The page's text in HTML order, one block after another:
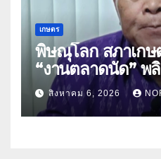
เกษตร
พิษณุโลก สภาเกษ
“งานตลาดนัด” พ
“เกษตรรุ่งเรืองเมื
ประโยชน์เกษตรก
คู่ธุรกิจดันสินค้าเ
สิงหาคม 6, 2026